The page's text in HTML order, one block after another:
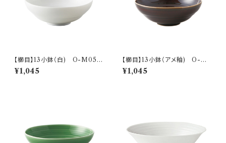
【櫛目】13小鉢（白) O-M056
01
¥1,045
【櫛目】13小鉢（アメ釉) O-M
05602
¥1,045